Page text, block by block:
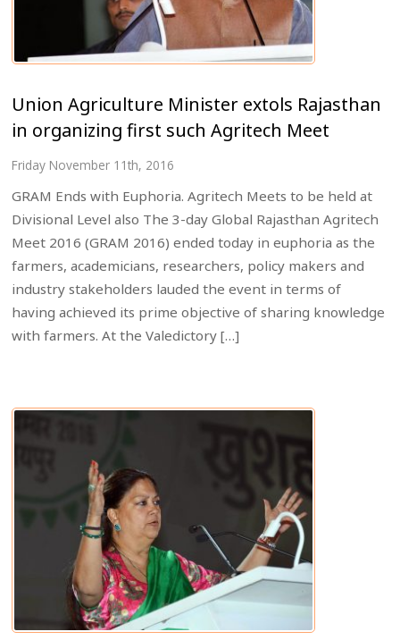
Union Agriculture Minister extols Rajasthan
in organizing first such Agritech Meet
Friday November 11th, 2016
GRAM Ends with Euphoria. Agritech Meets to be held at
Divisional Level also The 3-day Global Rajasthan Agritech
Meet 2016 (GRAM 2016) ended today in euphoria as the
farmers, academicians, researchers, policy makers and
industry stakeholders lauded the event in terms of
having achieved its prime objective of sharing knowledge
with farmers. At the Valedictory […]